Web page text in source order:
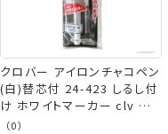
クロバー アイロンチャコペン
(白)替芯付 24-423 しるし付
け ホワイトマーカー clv ネ
コポス可 手芸の山久
（0）